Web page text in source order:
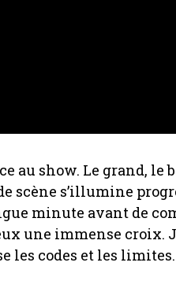
au show. Le grand, le
scène s’illumine
minute avant de
une immense croix.
les codes et les limites.